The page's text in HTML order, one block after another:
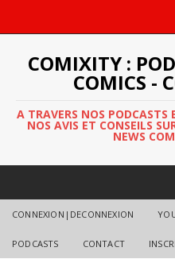
COMIXITY :
COMICS -
A TRAVERS NOS PODCASTS
NOS AVIS ET CONSEILS
NEWS
CONNEXION|DECONNEXION
PODCASTS CONTACT